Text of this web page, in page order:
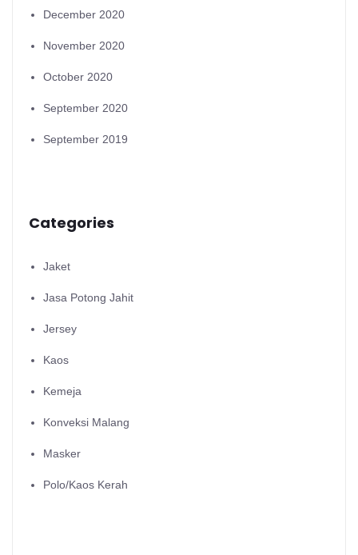
December 2020
November 2020
October 2020
September 2020
September 2019
Categories
Jaket
Jasa Potong Jahit
Jersey
Kaos
Kemeja
Konveksi Malang
Masker
Polo/Kaos Kerah